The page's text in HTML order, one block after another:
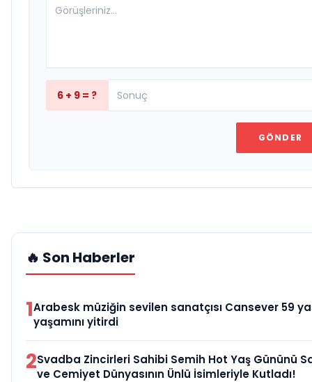
6 + 9 = ?
GÖNDER
🔥 Son Haberler
1Arabesk müziğin sevilen sanatçısı Cansever 59
yaşamını yitirdi
2Svadba Zincirleri Sahibi Semih Hot Yaş Gününü
ve Cemiyet Dünyasının Ünlü İsimleriyle Kutladı!